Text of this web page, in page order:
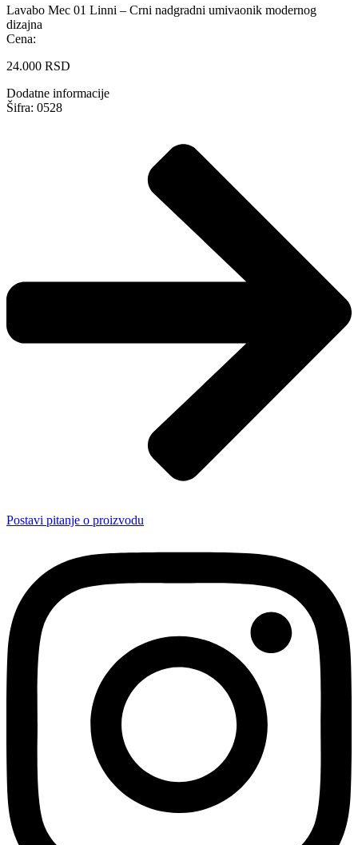
Lavabo Mec 01 Linni – Crni nadgradni umivaonik modernog
dizajna
Cena:
24.000 RSD
Dodatne informacije
Šifra: 0528
Postavi pitanje o proizvodu